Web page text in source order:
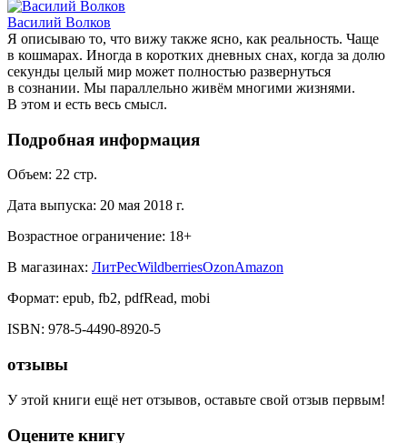
Василий Волков
Я описываю то, что вижу также ясно, как реальность. Чаще
в кошмарах. Иногда в коротких дневных снах, когда за долю
секунды целый мир может полностью развернуться
в сознании. Мы параллельно живём многими жизнями.
В этом и есть весь смысл.
Подробная информация
Объем: 22 стр.
Дата выпуска: 20 мая 2018 г.
Возрастное ограничение: 18+
В магазинах: ЛитРесWildberriesOzonAmazon
Формат: epub, fb2, pdfRead, mobi
ISBN: 978-5-4490-8920-5
отзывы
У этой книги ещё нет отзывов, оставьте свой отзыв первым!
Оцените книгу